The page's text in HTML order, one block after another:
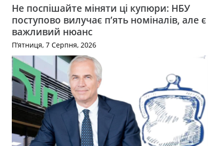
Не поспішайте міняти ці купюри: НБУ
поступово вилучає п’ять номіналів, але є
важливий нюанс
П’ятниця, 7 Серпня, 2026